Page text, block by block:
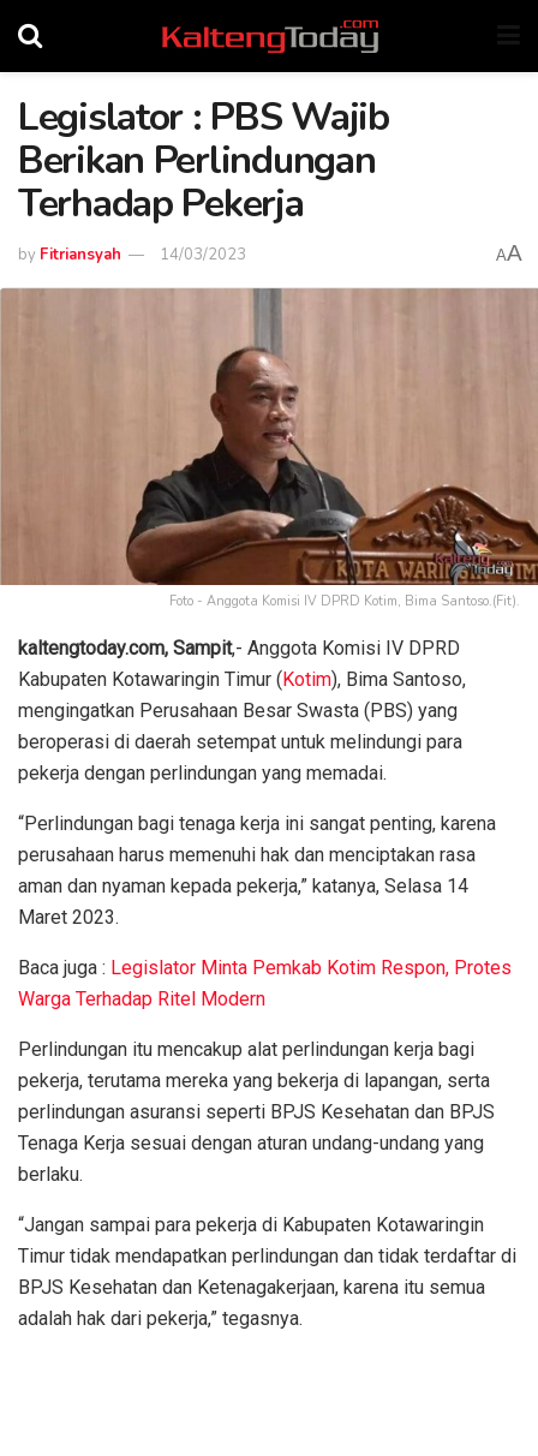
Legislator : PBS Wajib
Berikan Perlindungan
Terhadap Pekerja
by Fitriansyah 14/03/2023 AA
Foto - Anggota Komisi IV DPRD Kotim, Bima Santoso.(Fit).
kaltengtoday.com, Sampit,- Anggota Komisi IV DPRD
Kabupaten Kotawaringin Timur (Kotim), Bima Santoso,
mengingatkan Perusahaan Besar Swasta (PBS) yang
beroperasi di daerah setempat untuk melindungi para
pekerja dengan perlindungan yang memadai.
“Perlindungan bagi tenaga kerja ini sangat penting, karena
perusahaan harus memenuhi hak dan menciptakan rasa
aman dan nyaman kepada pekerja,” katanya, Selasa 14
Maret 2023.
Baca juga : Legislator Minta Pemkab Kotim Respon, Protes
Warga Terhadap Ritel Modern
Perlindungan itu mencakup alat perlindungan kerja bagi
pekerja, terutama mereka yang bekerja di lapangan, serta
perlindungan asuransi seperti BPJS Kesehatan dan BPJS
Tenaga Kerja sesuai dengan aturan undang-undang yang
berlaku.
“Jangan sampai para pekerja di Kabupaten Kotawaringin
Timur tidak mendapatkan perlindungan dan tidak terdaftar di
BPJS Kesehatan dan Ketenagakerjaan, karena itu semua
adalah hak dari pekerja,” tegasnya.